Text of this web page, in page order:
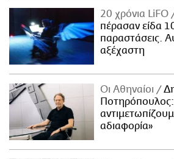
20 χρόνια LiFO
πέρασαν είδα
παραστάσεις.
αξέχαστη
Οι Αθηναίοι
Ποτηρόπουλος:
αδιαφορία»